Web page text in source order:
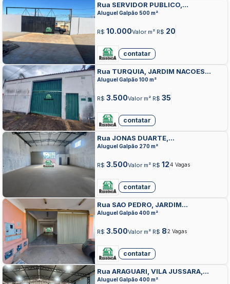
Rua SERVIDOR PUBLICO,
POLOCENTRO L, ANAPOLIS
Aluguel Galpão 500 m²
R$ 10.000Valor m² R$ 20
contatar
Rua TURQUIA, JARDIM NACOES
UNIDAS, ANAPOLIS
Aluguel Galpão 100 m²
R$ 3.500Valor m² R$ 35
contatar
Rua JONAS DUARTE,
CALIXTOLANDIA, ANAPOLIS
Aluguel Galpão 270 m²
R$ 3.500Valor m² R$ 124 Vagas
contatar
Rua SAO PEDRO, JARDIM
GONCALVES, ANAPOLIS
Aluguel Galpão 400 m²
R$ 3.500Valor m² R$ 82 Vagas
contatar
Rua ARAGUARI, VILA JUSSARA,
ANAPOLIS
Aluguel Galpão 400 m²